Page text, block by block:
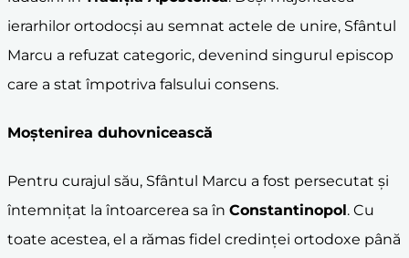
ierarhilor ortodocși au semnat actele de unire, Sfântul
Marcu a refuzat categoric, devenind singurul episcop
care a stat împotriva falsului consens.
Moștenirea duhovnicească
Pentru curajul său, Sfântul Marcu a fost persecutat și
întemnițat la întoarcerea sa în Constantinopol. Cu
toate acestea, el a rămas fidel credinței ortodoxe până